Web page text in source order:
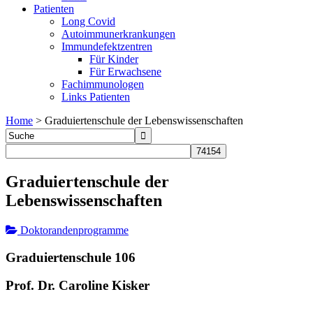
Patienten
Long Covid
Autoimmunerkrankungen
Immundefektzentren
Für Kinder
Für Erwachsene
Fachimmunologen
Links Patienten
Home > Graduiertenschule der Lebenswissenschaften
Graduiertenschule der
Lebenswissenschaften
Doktorandenprogramme
Graduiertenschule 106
Prof. Dr. Caroline Kisker